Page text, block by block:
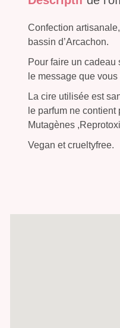
Confection
bassin d’Arcachon.
Pour faire un
le message que
La cire utilisée est
le parfum ne
Mutagènes
Vegan et crueltyfree.